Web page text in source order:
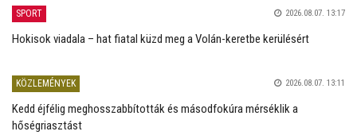
SPORT 2026.08.07. 13:17
Hokisok viadala – hat fiatal küzd meg a Volán-keretbe kerülésért
KÖZLEMÉNYEK 2026.08.07. 13:11
Kedd éjfélig meghosszabbították és másodfokúra mérséklik a
hőségriasztást